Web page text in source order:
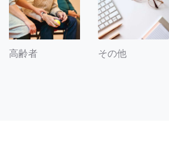
高齢者 その他